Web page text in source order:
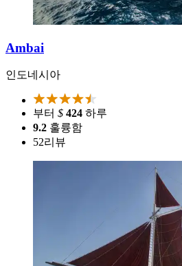
Ambai
인도네시아
부터 $ 424 하루
9.2 훌륭함
52리뷰